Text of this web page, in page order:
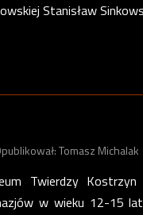
Stanisław
Tomasz Michalak
Twierdzy
w wieku 12-15